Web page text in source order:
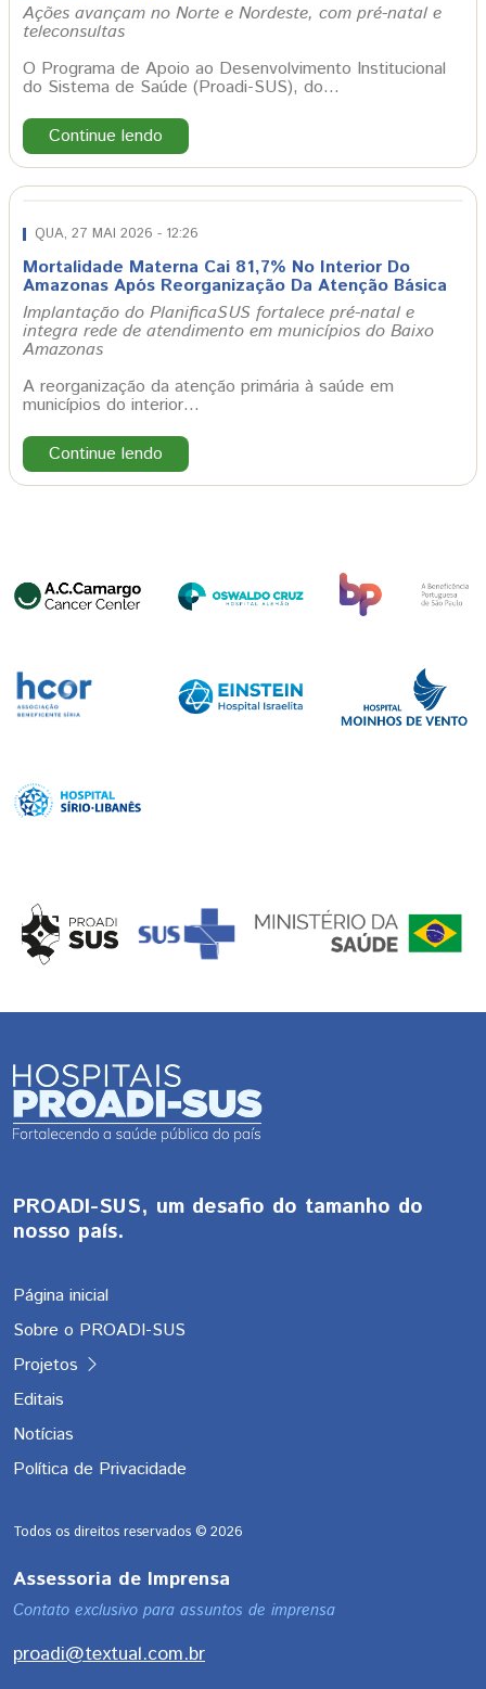
Ações avançam no Norte e Nordeste, com pré-natal e
teleconsultas
O Programa de Apoio ao Desenvolvimento Institucional
do Sistema de Saúde (Proadi-SUS), do…
Continue lendo
QUA, 27 MAI 2026 - 12:26
Mortalidade Materna Cai 81,7% No Interior Do
Amazonas Após Reorganização Da Atenção Básica
Implantação do PlanificaSUS fortalece pré-natal e
integra rede de atendimento em municípios do Baixo
Amazonas
A reorganização da atenção primária à saúde em
municípios do interior…
Continue lendo
PROADI-SUS, um desafio do tamanho do
nosso país.
Página inicial
Sobre o PROADI-SUS
Projetos
Editais
Notícias
Política de Privacidade
Todos os direitos reservados © 2026
Assessoria de Imprensa
Contato exclusivo para assuntos de imprensa
proadi@textual.com.br